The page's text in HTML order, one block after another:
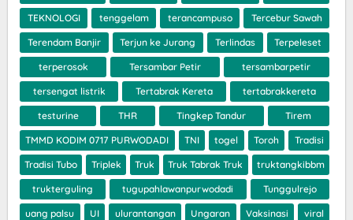
TEKNOLOGI tenggelam terancampuso Tercebur Sawah
Terendam Banjir Terjun ke Jurang Terlindas Terpeleset
terperosok Tersambar Petir tersambarpetir
tersengat listrik Tertabrak Kereta tertabrakkereta
testurine THR Tingkep Tandur Tirem
TMMD KODIM 0717 PURWODADI TNI togel Toroh Tradisi
Tradisi Tubo Triplek Truk Truk Tabrak Truk truktangkibbm
trukterguling tugupahlawanpurwodadi Tunggulrejo
uang palsu UI ulurantangan Ungaran Vaksinasi viral